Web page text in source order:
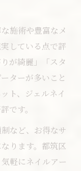
施術や豊富なメ
している点で評
が綺麗」「スタ
ターが多いこと
ト、ジェルネイ
です。
など、お得なサ
ります。都筑区
軽にネイルアー